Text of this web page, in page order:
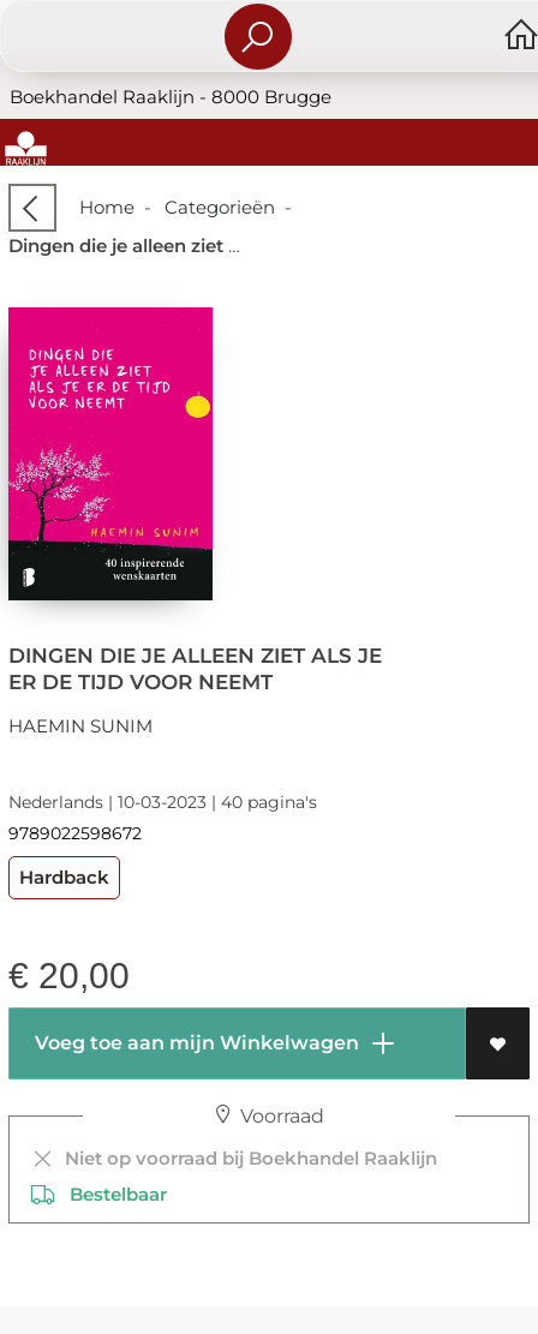
Boekhandel Raaklijn - 8000 Brugge
Home- Categorieën -
Dingen die je alleen ziet als je er de tijd voor neemt
DINGEN DIE JE ALLEEN ZIET ALS JE
ER DE TIJD VOOR NEEMT
HAEMIN SUNIM
Nederlands | 10-03-2023 | 40 pagina's
9789022598672
Hardback
€ 20,00
Voeg toe aan mijn Winkelwagen
Voorraad
Niet op voorraad bij Boekhandel Raaklijn
Bestelbaar